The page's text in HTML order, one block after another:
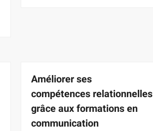
Améliorer ses
compétences relationnelles
grâce aux formations en
communication